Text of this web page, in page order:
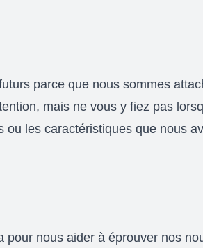
parce que nous sommes
mais ne vous y fiez pas
les caractéristiques que nous
nous aider à éprouver nos